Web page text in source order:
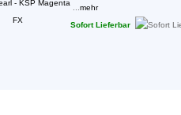
mehr
Sofort Lieferbar